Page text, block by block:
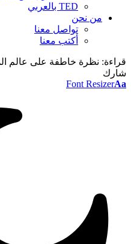
TED بالعربي
من نحن
تواصل معنا
أكتب معنا
قراءة: نظرة خاطفة على عالم
شارك
Font ResizerAa